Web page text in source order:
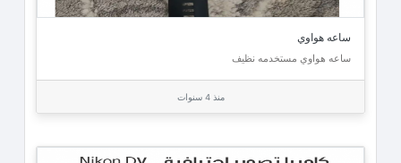
ساعه هواوي
ساعه هواوي مستخدمه نظيف
منذ 4 سنوات